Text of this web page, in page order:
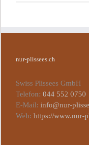
nur-plissees.ch
Swiss Plissees GmbH
Telefon: 044 552 0750
E-Mail: info@nur-
Web: https://www.nur-